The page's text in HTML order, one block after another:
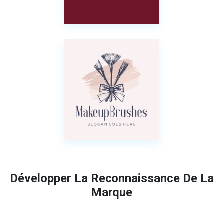
Développer La Reconnaissance De La
Marque